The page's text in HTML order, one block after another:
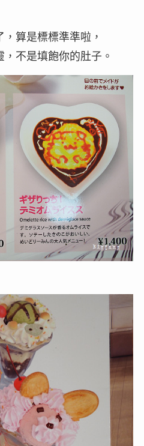
算是標標準準啦，
不是填飽你的肚子。